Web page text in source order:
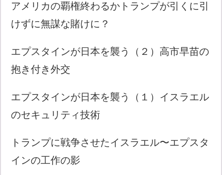
アメリカの覇権終わるかトランプが引くに引
けずに無謀な賭けに？
エプスタインが日本を襲う（２）高市早苗の
抱き付き外交
エプスタインが日本を襲う（１）イスラエル
のセキュリティ技術
トランプに戦争させたイスラエル〜エプスタ
インの工作の影